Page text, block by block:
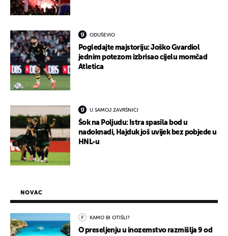
ODUŠEVIO
Pogledajte majstoriju: Joško Gvardiol
jednim potezom izbrisao cijelu momčad
Atletica
U SAMOJ ZAVRŠNICI
Šok na Poljudu: Istra spasila bod u
nadoknadi, Hajduk još uvijek bez pobjede u
HNL-u
NOVAC
KAMO BI OTIŠLI?
O preseljenju u inozemstvo razmišlja 9 od